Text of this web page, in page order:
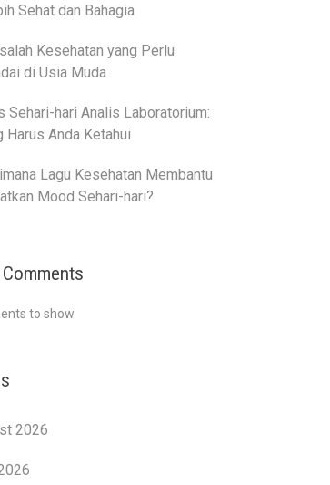
Sehat dan Bahagia
Kesehatan yang Perlu
di Usia Muda
Sehari-hari Analis Laboratorium:
Harus Anda Ketahui
Lagu Kesehatan Membantu
Mood Sehari-hari?
to show.
2026